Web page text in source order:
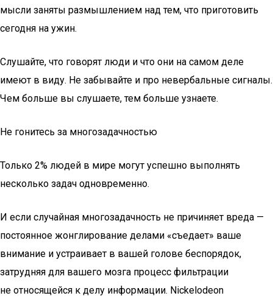
мысли заняты размышлением над тем, что приготовить
сегодня на ужин.
Слушайте, что говорят люди и что они на самом деле
имеют в виду. Не забывайте и про невербальные сигналы.
Чем больше вы слушаете, тем больше узнаете.
Не гонитесь за многозадачностью
Только 2% людей в мире могут успешно выполнять
несколько задач одновременно.
И если случайная многозадачность не причиняет вреда —
постоянное жонглирование делами «съедает» ваше
внимание и устраивает в вашей голове беспорядок,
затрудняя для вашего мозга процесс фильтрации
не относящейся к делу информации. Nickelodeon